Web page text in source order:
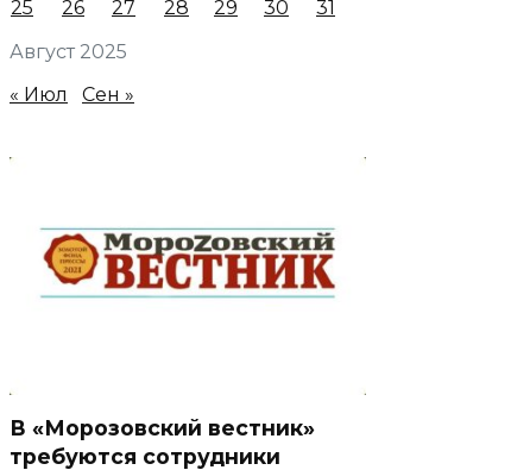
Август 2025
25
26 27 28 29 30 31
« Июл Сен »
В «Морозовский вестник»
требуются сотрудники